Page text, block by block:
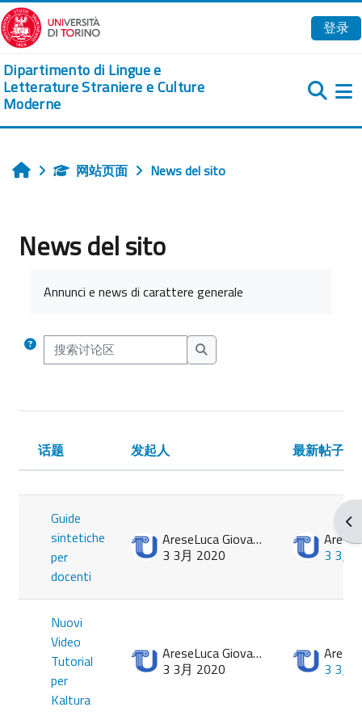
跳到主要内容
登录
Dipartimento di Lingue e
Letterature Straniere e Culture
Moderne
打
首页 网站页面 News del sito
News del sito
Annunci e news di carattere generale
搜索讨论区
搜索讨论区
话题列表。显示 2 /2个话题
状态
话题 发起人 最新帖子
Guide
sintetiche
per
docenti
AreseLuca Giovanni
3 3月 2020
3 3月
Nuovi
Video
Tutorial
per
Kaltura
AreseLuca Giovanni
3 3月 2020
3 3月